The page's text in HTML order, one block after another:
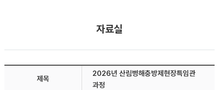
자료실
제목
2026년 산림병해충방제현장특임관
과정